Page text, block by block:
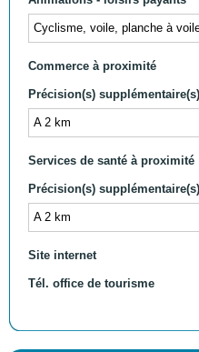
Cyclisme, voile, planche à
Commerce à proximité
Précision(s) supplémentaire(s)
A 2 km
Services de santé à proximité
Précision(s) supplémentaire(s)
A 2 km
Site internet
Tél. office de tourisme